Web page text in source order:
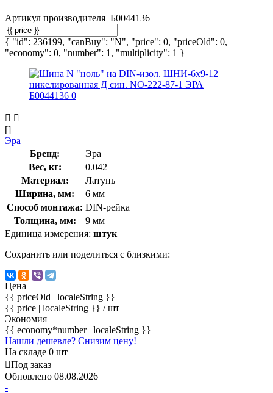
Артикул производителя Б0044136
{ "id": 236199, "canBuy": "N", "price": 0, "priceOld": 0,
"economy": 0, "number": 1, "multiplicity": 1 }
[]
Эра
Бренд:
Эра
Вес, кг:
0.042
Материал:
Латунь
Ширина, мм:
6 мм
Способ монтажа: DIN-рейка
Толщина, мм:
9 мм
Единица измерения: штук
Сохранить или поделиться с близкими:
Цена
{{ priceOld | localeString }}
{{ price | localeString }} / шт
Экономия
{{ economy*number | localeString }}
Нашли дешевле? Снизим цену!
На складе 0 шт
Под заказ
Обновлено 08.08.2026
-